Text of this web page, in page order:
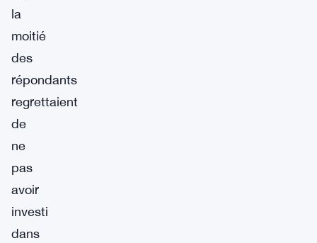
la
moitié
des
répondants
regrettaient
de
ne
pas
avoir
investi
dans